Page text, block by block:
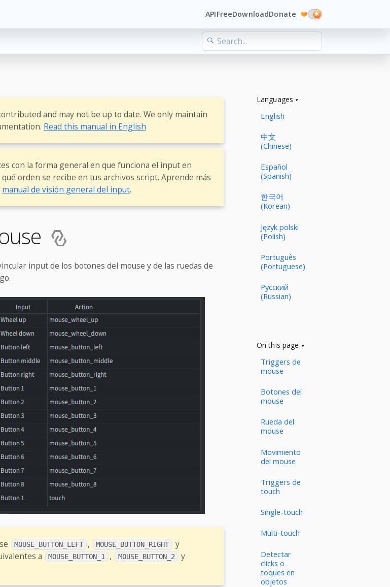
APIFreeDownloadDonate ❤️
and may not be up to date. We only maintain
Read this manual in English
con la forma general en que funciona el input en
orden se recibe en tus archivos script. Aprende más
manual de visión general del input.
input de los botones del mouse y de las ruedas de
MOUSE_BUTTON_LEFT , MOUSE_BUTTON_RIGHT y
a MOUSE_BUTTON_1 , MOUSE_BUTTON_2 y
Languages
English
中文
(Chinese)
Español
(Spanish)
한국어
(Korean)
Język polski
(Polish)
Português
(Portuguese)
Русский
(Russian)
On this page
Triggers de
mouse
Botones del
mouse
Rueda del
mouse
Movimiento
del mouse
Triggers de
touch
Single-touch
Multi-touch
Detectar
clicks o
toques en
objetos